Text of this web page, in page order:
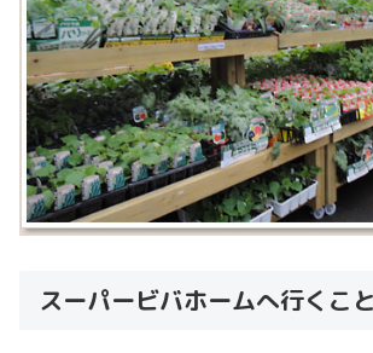
スーパービバホームへ行くこ